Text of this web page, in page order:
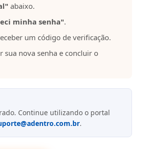
abaixo.
minha senha".
um código de verificação.
sua nova senha e concluir o
Continue utilizando o portal
.